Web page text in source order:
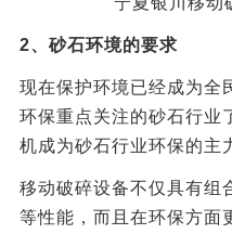
2、砂石环境的要求
现在保护环境已经成为全
环保重点关注的砂石行业
机成为砂石行业环保的主
移动破碎设备不仅具有组
等性能，而且在环保方面